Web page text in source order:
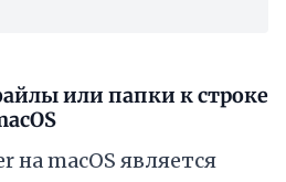
или папки к строке
macOS является